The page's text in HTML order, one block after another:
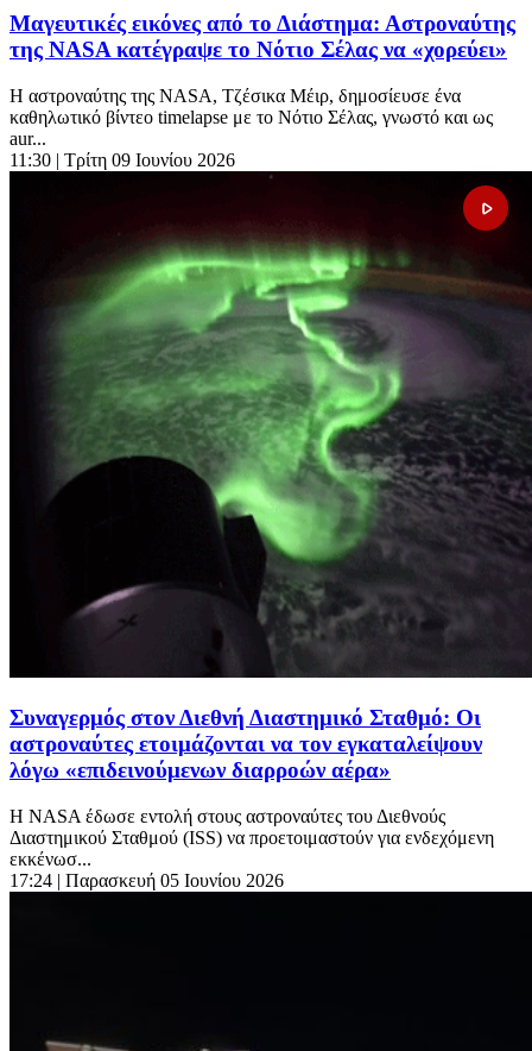
Μαγευτικές εικόνες από το Διάστημα: Αστροναύτης
της NASA κατέγραψε το Νότιο Σέλας να «χορεύει»
Η αστροναύτης της NASA, Τζέσικα Μέιρ, δημοσίευσε ένα
καθηλωτικό βίντεο timelapse με το Νότιο Σέλας, γνωστό και ως
aur...
11:30 | Τρίτη 09 Ιουνίου 2026
Συναγερμός στον Διεθνή Διαστημικό Σταθμό: Οι
αστροναύτες ετοιμάζονται να τον εγκαταλείψουν
λόγω «επιδεινούμενων διαρροών αέρα»
Η NASA έδωσε εντολή στους αστροναύτες του Διεθνούς
Διαστημικού Σταθμού (ISS) να προετοιμαστούν για ενδεχόμενη
εκκένωσ...
17:24 | Παρασκευή 05 Ιουνίου 2026